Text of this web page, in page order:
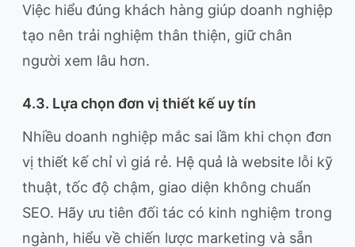
Việc hiểu đúng khách hàng giúp doanh nghiệp
tạo nên trải nghiệm thân thiện, giữ chân
người xem lâu hơn.
4.3. Lựa chọn đơn vị thiết kế uy tín
Nhiều doanh nghiệp mắc sai lầm khi chọn đơn
vị thiết kế chỉ vì giá rẻ. Hệ quả là website lỗi kỹ
thuật, tốc độ chậm, giao diện không chuẩn
SEO. Hãy ưu tiên đối tác có kinh nghiệm trong
ngành, hiểu về chiến lược marketing và sẵn